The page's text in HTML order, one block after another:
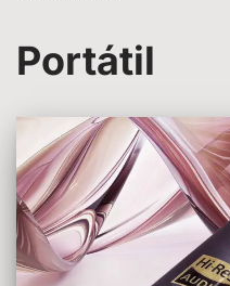
Portátil